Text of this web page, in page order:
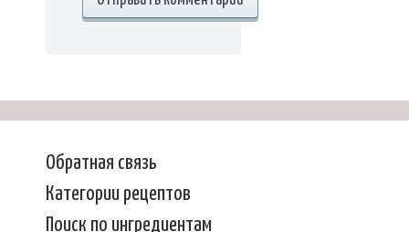
Обратная связь
Категории рецептов
Поиск по ингредиентам